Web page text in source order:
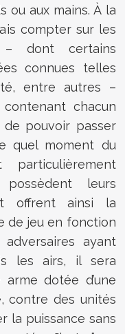
ou aux mains. À la
compter sur les
– dont certains
connues telles
entre autres –
chacun
de pouvoir passer
quel moment du
possèdent leurs
offrent ainsi la
de jeu en fonction
ayant
les airs, il sera
dotée d’une
contre des unités
la puissance sans